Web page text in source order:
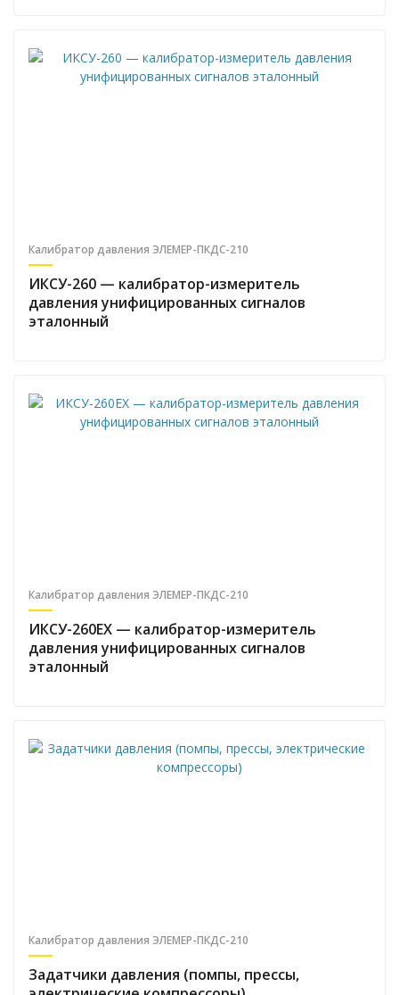
Калибратор давления ЭЛЕМЕР-ПКДС-210
ИКСУ-260 — калибратор-измеритель
давления унифицированных сигналов
эталонный
Калибратор давления ЭЛЕМЕР-ПКДС-210
ИКСУ-260EX — калибратор-измеритель
давления унифицированных сигналов
эталонный
Калибратор давления ЭЛЕМЕР-ПКДС-210
Задатчики давления (помпы, прессы,